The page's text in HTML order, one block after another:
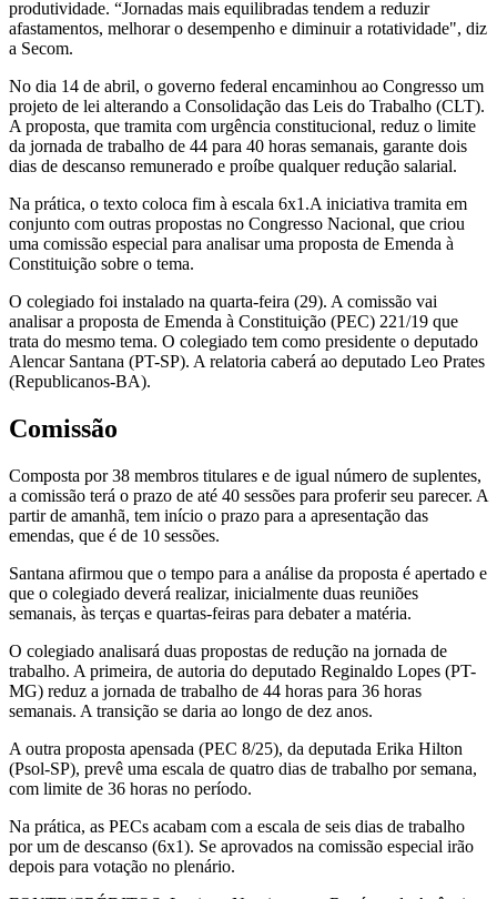
produtividade. “Jornadas mais equilibradas tendem a reduzir
afastamentos, melhorar o desempenho e diminuir a rotatividade", diz
a Secom.
No dia 14 de abril, o governo federal encaminhou ao Congresso um
projeto de lei alterando a Consolidação das Leis do Trabalho (CLT).
A proposta, que tramita com urgência constitucional, reduz o limite
da jornada de trabalho de 44 para 40 horas semanais, garante dois
dias de descanso remunerado e proíbe qualquer redução salarial.
Na prática, o texto coloca fim à escala 6x1.A iniciativa tramita em
conjunto com outras propostas no Congresso Nacional, que criou
uma comissão especial para analisar uma proposta de Emenda à
Constituição sobre o tema.
O colegiado foi instalado na quarta-feira (29). A comissão vai
analisar a proposta de Emenda à Constituição (PEC) 221/19 que
trata do mesmo tema. O colegiado tem como presidente o deputado
Alencar Santana (PT-SP). A relatoria caberá ao deputado Leo Prates
(Republicanos-BA).
Comissão
Composta por 38 membros titulares e de igual número de suplentes,
a comissão terá o prazo de até 40 sessões para proferir seu parecer. A
partir de amanhã, tem início o prazo para a apresentação das
emendas, que é de 10 sessões.
Santana afirmou que o tempo para a análise da proposta é apertado e
que o colegiado deverá realizar, inicialmente duas reuniões
semanais, às terças e quartas-feiras para debater a matéria.
O colegiado analisará duas propostas de redução na jornada de
trabalho. A primeira, de autoria do deputado Reginaldo Lopes (PT-
MG) reduz a jornada de trabalho de 44 horas para 36 horas
semanais. A transição se daria ao longo de dez anos.
A outra proposta apensada (PEC 8/25), da deputada Erika Hilton
(Psol-SP), prevê uma escala de quatro dias de trabalho por semana,
com limite de 36 horas no período.
Na prática, as PECs acabam com a escala de seis dias de trabalho
por um de descanso (6x1). Se aprovados na comissão especial irão
depois para votação no plenário.